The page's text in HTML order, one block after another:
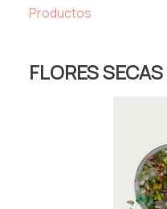
Productos
FLORES